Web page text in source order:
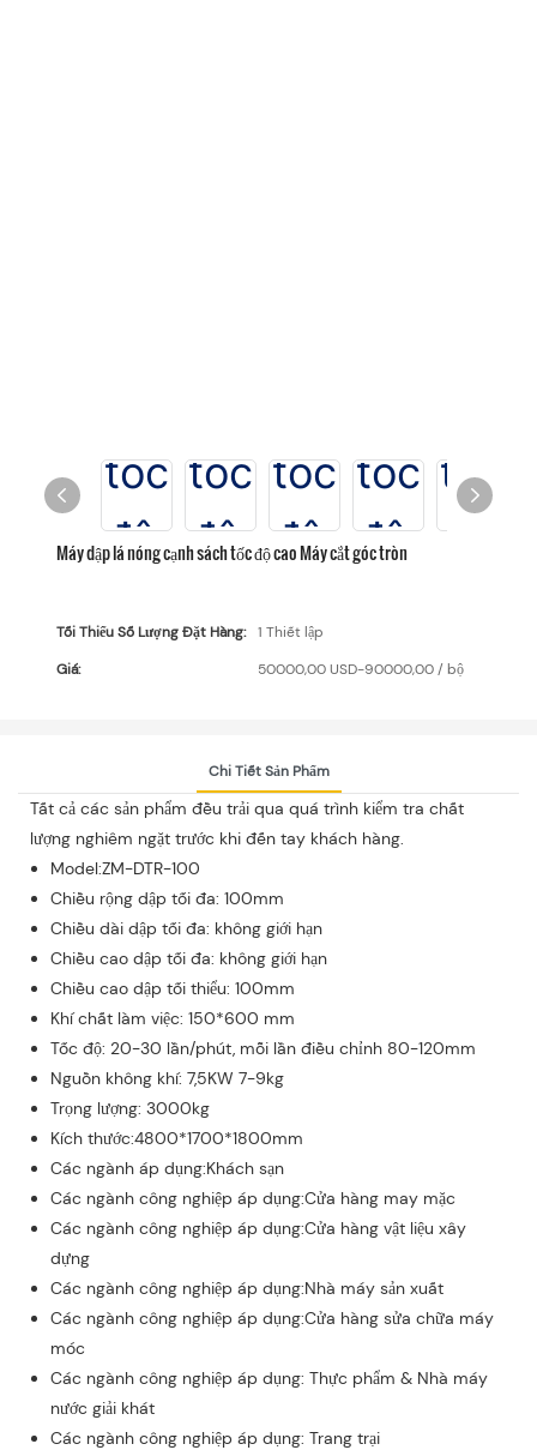
Máy dập lá nóng cạnh sách tốc độ cao Máy cắt góc tròn
Tối Thiểu Số Lượng Đặt Hàng:
1 Thiết lập
Giá:
50000,00 USD-90000,00 / bộ
Chi Tiết Sản Phẩm
Tất cả các sản phẩm đều trải qua quá trình kiểm tra chất
lượng nghiêm ngặt trước khi đến tay khách hàng.
Model:ZM-DTR-100
Chiều rộng dập tối đa: 100mm
Chiều dài dập tối đa: không giới hạn
Chiều cao dập tối đa: không giới hạn
Chiều cao dập tối thiểu: 100mm
Khí chất làm việc: 150*600 mm
Tốc độ: 20-30 lần/phút, mỗi lần điều chỉnh 80-120mm
Nguồn không khí: 7,5KW 7-9kg
Trọng lượng: 3000kg
Kích thước:4800*1700*1800mm
Các ngành áp dụng:Khách sạn
Các ngành công nghiệp áp dụng:Cửa hàng may mặc
Các ngành công nghiệp áp dụng:Cửa hàng vật liệu xây
dựng
Các ngành công nghiệp áp dụng:Nhà máy sản xuất
Các ngành công nghiệp áp dụng:Cửa hàng sửa chữa máy
móc
Các ngành công nghiệp áp dụng: Thực phẩm & Nhà máy
nước giải khát
Các ngành công nghiệp áp dụng: Trang trại